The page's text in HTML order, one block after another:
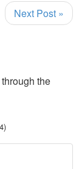
Next Post »
the